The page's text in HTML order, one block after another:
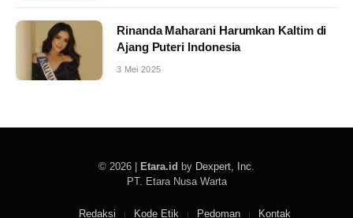
Rinanda Maharani Harumkan Kaltim di
Ajang Puteri Indonesia
3 Mei 2025
© 2026 | Etara.id by Dexpert, Inc
PT. Etara Nusa Warta
Redaksi Kode Etik Pedoman Kontak